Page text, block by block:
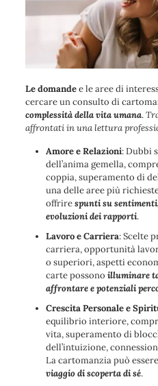
Le domandee le aree di
cercare un consulto di
complessità della vita umana.
affrontati in una lettura
Amore e Relazioni: Dubbi
dell’anima gemella,
coppia, superamento di
una delle aree più
offrirespunti su
evoluzioni dei rapporti.
Lavoro e Carriera: Scelte
carriera, opportunità
o superiori, aspetti
carte possono illuminare
affrontare e potenziali
Crescita Personale e
equilibrio interiore,
vita, superamento di
dell’intuizione,
La cartomanzia può
viaggio di scoperta di sé.